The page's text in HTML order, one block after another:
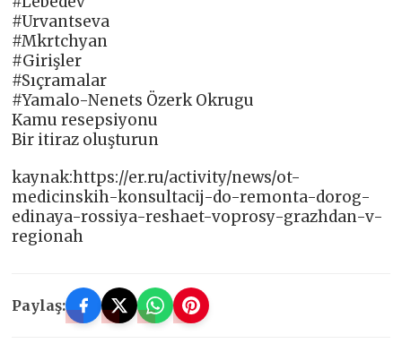
#Urvantseva
#Mkrtchyan
#Girişler
#Sıçramalar
#Yamalo-Nenets Özerk Okrugu
Kamu resepsiyonu
Bir itiraz oluşturun
kaynak:https://er.ru/activity/news/ot-
medicinskih-konsultacij-do-remonta-dorog-
edinaya-rossiya-reshaet-voprosy-grazhdan-v-
regionah
Paylaş: